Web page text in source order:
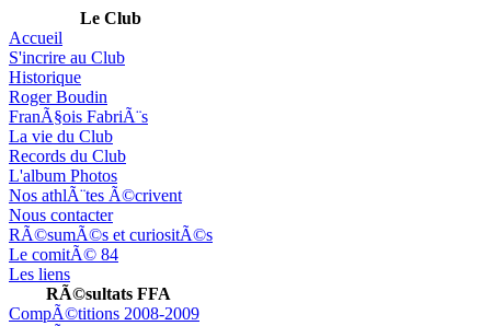
Le Club
Accueil
S'incrire au Club
Historique
Roger Boudin
FranÃ§ois FabriÃ¨s
La vie du Club
Records du Club
L'album Photos
Nos athlÃ¨tes Ã©crivent
Nous contacter
RÃ©sumÃ©s et curiositÃ©s
Le comitÃ© 84
Les liens
RÃ©sultats FFA
CompÃ©titions 2008-2009